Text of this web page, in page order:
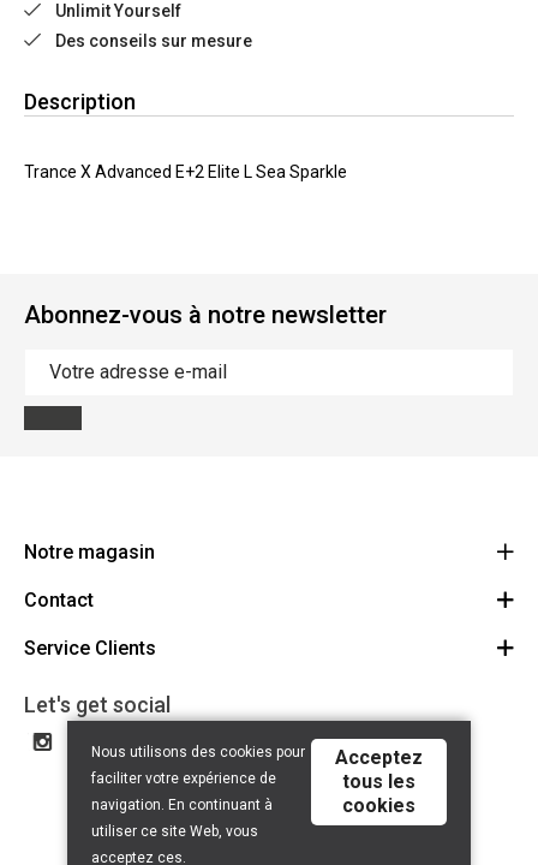
Unlimit Yourself
Des conseils sur mesure
Description
Trance X Advanced E+2 Elite L Sea Sparkle
Abonnez-vous à notre newsletter
Notre magasin
Le Ravito
4600 Visé
+32 4 374 01 31
BE0632.690.220
Contact
Contactez-nous
Service Clients
Conditions Générales
Privacy Policy
Disclaimer
Let's get social
Nous utilisons des cookies pour
faciliter votre expérience de
navigation. En continuant à
utiliser ce site Web, vous
acceptez ces.
Acceptez
tous les
cookies